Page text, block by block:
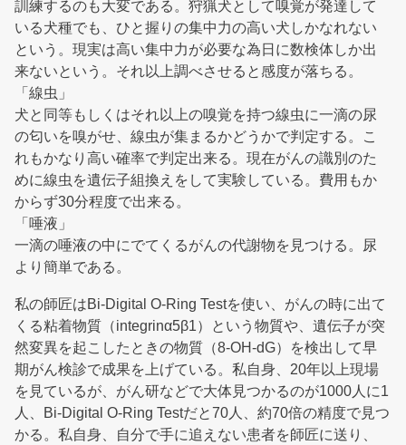
訓練するのも大変である。狩猟犬として嗅覚が発達して
いる犬種でも、ひと握りの集中力の高い犬しかなれない
という。現実は高い集中力が必要な為日に数検体しか出
来ないという。それ以上調べさせると感度が落ちる。
「線虫」
犬と同等もしくはそれ以上の嗅覚を持つ線虫に一滴の尿
の匂いを嗅がせ、線虫が集まるかどうかで判定する。こ
れもかなり高い確率で判定出来る。現在がんの識別のた
めに線虫を遺伝子組換えをして実験している。費用もか
からず30分程度で出来る。
「唾液」
一滴の唾液の中にでてくるがんの代謝物を見つける。尿
より簡単である。
私の師匠はBi-Digital O-Ring Testを使い、がんの時に出て
くる粘着物質（integrinα5β1）という物質や、遺伝子が突
然変異を起こしたときの物質（8-OH-dG）を検出して早
期がん検診で成果を上げている。私自身、20年以上現場
を見ているが、がん研などで大体見つかるのが1000人に1
人、Bi-Digital O-Ring Testだと70人、約70倍の精度で見つ
かる。私自身、自分で手に追えない患者を師匠に送り、